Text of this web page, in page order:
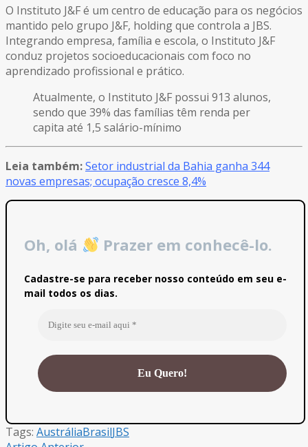
O Instituto J&F é um centro de educação para os negócios
mantido pelo grupo J&F, holding que controla a JBS.
Integrando empresa, família e escola, o Instituto J&F
conduz projetos socioeducacionais com foco no
aprendizado profissional e prático.
Atualmente, o Instituto J&F possui 913 alunos,
sendo que 39% das famílias têm renda per
capita até 1,5 salário-mínimo
Leia também:Setor industrial da Bahia ganha 344
novas empresas; ocupação cresce 8,4%
Oh, olá Prazer em conhecê-lo.
Cadastre-se para receber nosso conteúdo em seu e-
mail todos os dias.
Tags: AustráliaBrasilJBS